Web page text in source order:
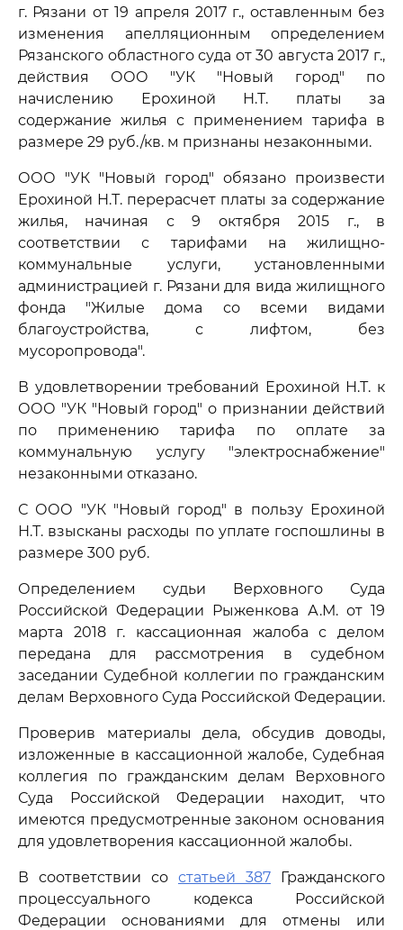
г. Рязани от 19 апреля 2017 г., оставленным без
изменения апелляционным определением
Рязанского областного суда от 30 августа 2017 г.,
действия ООО "УК "Новый город" по
начислению Ерохиной Н.Т. платы за
содержание жилья с применением тарифа в
размере 29 руб./кв. м признаны незаконными.
ООО "УК "Новый город" обязано произвести
Ерохиной Н.Т. перерасчет платы за содержание
жилья, начиная с 9 октября 2015 г., в
соответствии с тарифами на жилищно-
коммунальные услуги, установленными
администрацией г. Рязани для вида жилищного
фонда "Жилые дома со всеми видами
благоустройства, с лифтом, без
мусоропровода".
В удовлетворении требований Ерохиной Н.Т. к
ООО "УК "Новый город" о признании действий
по применению тарифа по оплате за
коммунальную услугу "электроснабжение"
незаконными отказано.
С ООО "УК "Новый город" в пользу Ерохиной
Н.Т. взысканы расходы по уплате госпошлины в
размере 300 руб.
Определением судьи Верховного Суда
Российской Федерации Рыженкова А.М. от 19
марта 2018 г. кассационная жалоба с делом
передана для рассмотрения в судебном
заседании Судебной коллегии по гражданским
делам Верховного Суда Российской Федерации.
Проверив материалы дела, обсудив доводы,
изложенные в кассационной жалобе, Судебная
коллегия по гражданским делам Верховного
Суда Российской Федерации находит, что
имеются предусмотренные законом основания
для удовлетворения кассационной жалобы.
В соответствии со статьей 387 Гражданского
процессуального кодекса Российской
Федерации основаниями для отмены или